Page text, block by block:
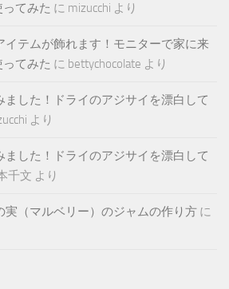
てみた に mizucchi より
イテムが飾れます！モニターで家に来
てみた に bettychocolate より
ました！ドライのアジサイを漂白して
より
ました！ドライのアジサイを漂白して
千文 より
（マルベリー）のジャムの作り方 に